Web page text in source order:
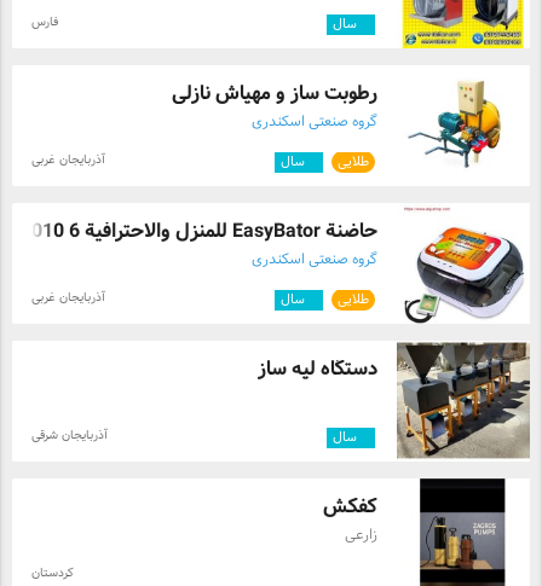
سال فارس
رطوبت ساز و مهپاش نازلی
گروه صنعتی اسکندری
طلایی سال آذربایجان غربی
حاضنة EasyBator للمنزل والاحترافیة 6 010 ...
گروه صنعتی اسکندری
طلایی سال آذربایجان غربی
دستگاه لپه ساز
سال آذربایجان شرقی
کفکش
زارعی
کردستان